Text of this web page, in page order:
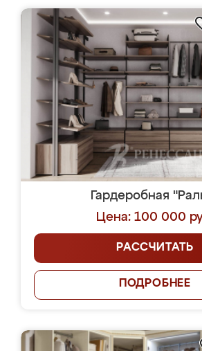
Гардеробная
Цена: 100 000
РАССЧИТАТЬ
ПОДРОБНЕЕ